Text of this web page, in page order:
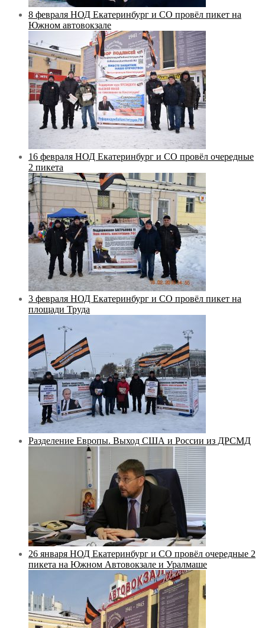
8 февраля НОД Екатеринбург и СО провёл пикет на
Южном автовокзале
16 февраля НОД Екатеринбург и СО провёл очередные
2 пикета
3 февраля НОД Екатеринбург и СО провёл пикет на
площади Труда
Разделение Европы. Выход США и России из ДРСМД
26 января НОД Екатеринбург и СО провёл очередные 2
пикета на Южном Автовокзале и Уралмаше